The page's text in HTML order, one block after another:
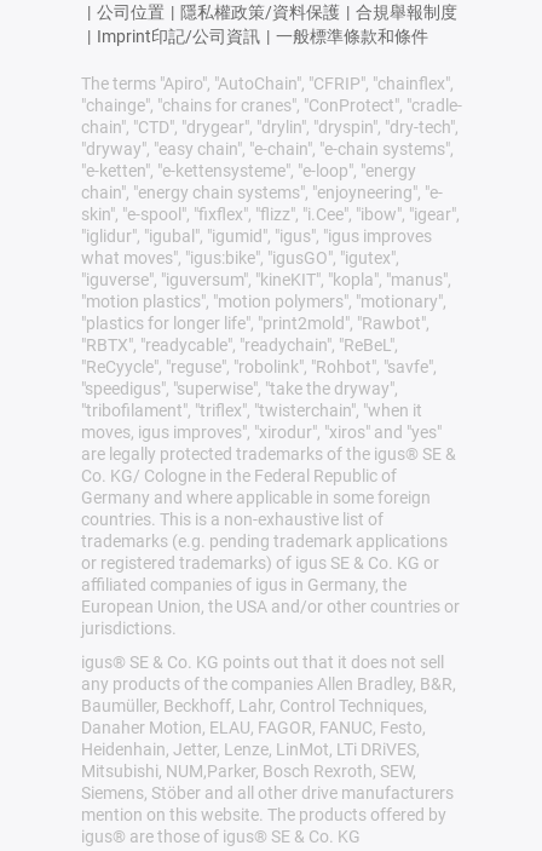
| 公司位置 | 隱私權政策/資料保護 | 合規舉報制度
| Imprint印記/公司資訊 | 一般標準條款和條件
The terms "Apiro", "AutoChain", "CFRIP", "chainflex",
"chainge", "chains for cranes", "ConProtect", "cradle-
chain", "CTD", "drygear", "drylin", "dryspin", "dry-tech",
"dryway", "easy chain", "e-chain", "e-chain systems",
"e-ketten", "e-kettensysteme", "e-loop", "energy
chain", "energy chain systems", "enjoyneering", "e-
skin", "e-spool", "fixflex", "flizz", "i.Cee", "ibow", "igear",
"iglidur", "igubal", "igumid", "igus", "igus improves
what moves", "igus:bike", "igusGO", "igutex",
"iguverse", "iguversum", "kineKIT", "kopla", "manus",
"motion plastics", "motion polymers", "motionary",
"plastics for longer life", "print2mold", "Rawbot",
"RBTX", "readycable", "readychain", "ReBeL",
"ReCyycle", "reguse", "robolink", "Rohbot", "savfe",
"speedigus", "superwise", "take the dryway",
"tribofilament", "triflex", "twisterchain", "when it
moves, igus improves", "xirodur", "xiros" and "yes"
are legally protected trademarks of the igus® SE &
Co. KG/ Cologne in the Federal Republic of
Germany and where applicable in some foreign
countries. This is a non-exhaustive list of
trademarks (e.g. pending trademark applications
or registered trademarks) of igus SE & Co. KG or
affiliated companies of igus in Germany, the
European Union, the USA and/or other countries or
jurisdictions.
igus® SE & Co. KG points out that it does not sell
any products of the companies Allen Bradley, B&R,
Baumüller, Beckhoff, Lahr, Control Techniques,
Danaher Motion, ELAU, FAGOR, FANUC, Festo,
Heidenhain, Jetter, Lenze, LinMot, LTi DRiVES,
Mitsubishi, NUM,Parker, Bosch Rexroth, SEW,
Siemens, Stöber and all other drive manufacturers
mention on this website. The products offered by
igus® are those of igus® SE & Co. KG